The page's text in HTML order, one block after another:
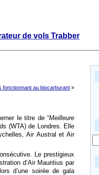
de vols Trabber
fonctionnant au biocarburant »
le titre de “Meilleure
(WTA) de Londres. Elle
Air Austral et Air
Le prestigieux
d’Air Mauritius par
d’une soirée de gala